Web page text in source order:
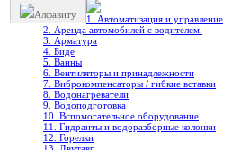
Алфавиту
1. Автоматизация и управление
2. Аренда автомобилей с водителем.
3. Арматура
4. Биде
5. Ванны
6. Вентиляторы и принадлежности
7. Виброкомпенсаторы / гибкие вставки
8. Водонагреватели
9. Водоподготовка
10. Вспомогательное оборудование
11. Гидранты и водоразборные колонки
12. Горелки